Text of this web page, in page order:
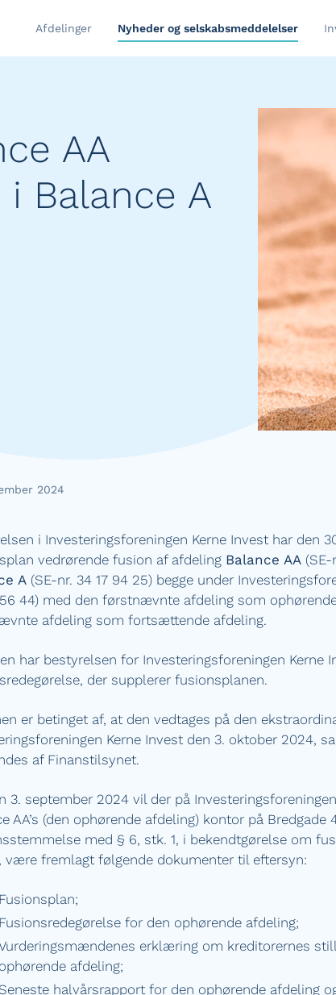
Afdelinger Nyheder og selskabsmeddelelser
AA
Balance A
2024
i Investeringsforeningen Kerne Invest har den
vedrørende fusion af afdeling Balance AA
A (SE-nr. 34 17 94 25) begge under
44) med den førstnævnte afdeling som
afdeling som fortsættende afdeling.
har bestyrelsen for Investeringsforeningen Kerne
der supplerer fusionsplanen.
er betinget af, at den vedtages på den
Kerne Invest den 3. oktober 2024,
af Finanstilsynet.
3. september 2024 vil der på
AA’s (den ophørende afdeling) kontor på Bredgade
med § 6, stk. 1, i bekendtgørelse om
være fremlagt følgende dokumenter til eftersyn:
Fusionsplan;
Fusionsredegørelse for den ophørende afdeling;
erklæring om kreditorernes
ophørende afdeling;
Seneste halvårsrapport for den ophørende afdeling